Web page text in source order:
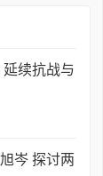
续抗战与
岑 探讨两